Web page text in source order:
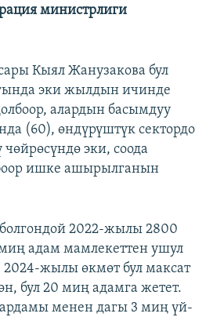
министрлиги
Кыял Жанузакова бул
эки жылдын ичинде
алардын басымдуу
(60), өндүрүштүк сектордо
эки, соода
ишке ашырылганын
2022-жылы 2800
адам мамлекеттен ушул
2024-жылы өкмөт бул максат
бул 20 миң адамга жетет.
менен дагы 3 миң үй-